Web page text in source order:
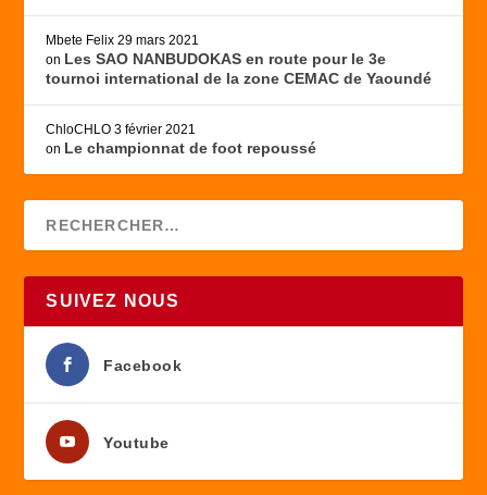
Mbete Felix 29 mars 2021
on Les SAO NANBUDOKAS en route pour le 3e
tournoi international de la zone CEMAC de Yaoundé
ChloCHLO 3 février 2021
on Le championnat de foot repoussé
SUIVEZ NOUS
Facebook
Youtube